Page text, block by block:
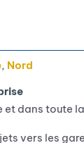
, Nord
et dans toute
vers les